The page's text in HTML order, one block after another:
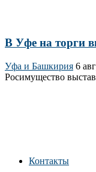
В Уфе на торги
Уфа и Башкирия 6
Росимущество
Контакты